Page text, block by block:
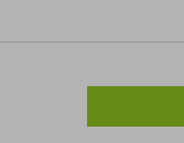
桌上，蹦蹦跳跳。我
在乡村，随处可
在田野里跳跃，在电